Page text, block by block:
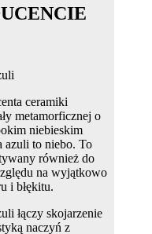
ceramiki
metamorficznej o
niebieskim
azuli to niebo. To
również do
na wyjątkowo
i błękitu.
łączy skojarzenie
naczyń z